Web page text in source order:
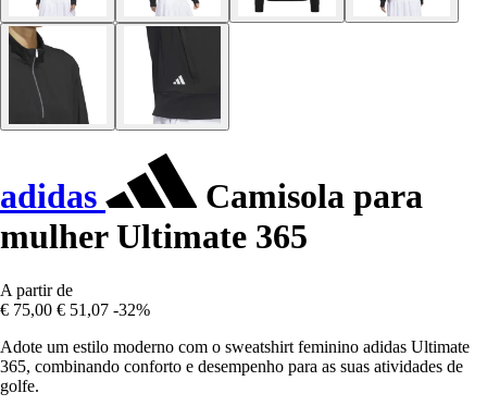
adidas
Camisola para
mulher Ultimate 365
A partir de
€ 75,00 € 51,07 -32%
Adote um estilo moderno com o sweatshirt feminino adidas Ultimate
365, combinando conforto e desempenho para as suas atividades de
golfe.